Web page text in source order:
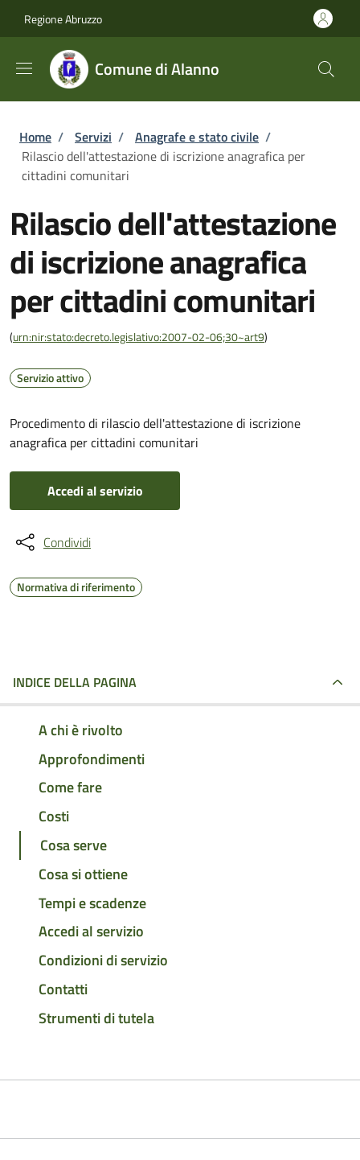
Regione Abruzzo
Comune di Alanno
Briciole di pane
Home / Servizi / Anagrafe e stato civile /
Rilascio dell'attestazione di iscrizione anagrafica per
cittadini comunitari
Rilascio dell'attestazione
di iscrizione anagrafica
per cittadini comunitari
(urn:nir:stato:decreto.legislativo:2007-02-06;30~art9)
Servizio attivo
Procedimento di rilascio dell'attestazione di iscrizione
anagrafica per cittadini comunitari
Accedi al servizio
Condividi
Normativa di riferimento
INDICE DELLA PAGINA
A chi è rivolto
Approfondimenti
Come fare
Costi
Cosa serve
Cosa si ottiene
Tempi e scadenze
Accedi al servizio
Condizioni di servizio
Contatti
Strumenti di tutela